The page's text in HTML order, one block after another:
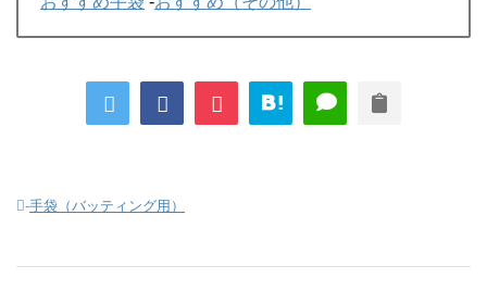
-手袋（バッティング用）